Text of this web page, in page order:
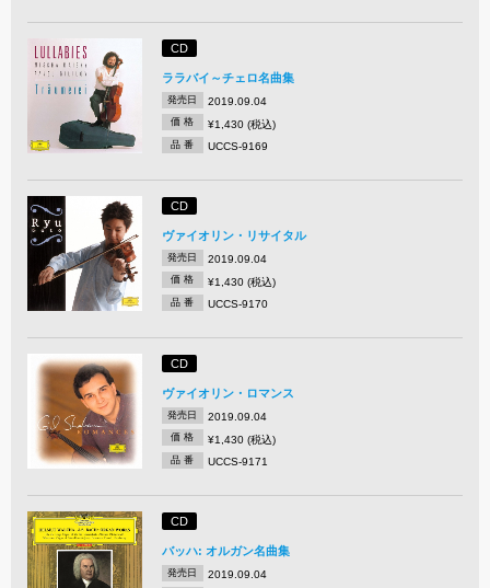
CD
ララバイ～チェロ名曲集
発売日 2019.09.04
価 格 ¥1,430 (税込)
品 番 UCCS-9169
CD
ヴァイオリン・リサイタル
発売日 2019.09.04
価 格 ¥1,430 (税込)
品 番 UCCS-9170
CD
ヴァイオリン・ロマンス
発売日 2019.09.04
価 格 ¥1,430 (税込)
品 番 UCCS-9171
CD
バッハ: オルガン名曲集
発売日 2019.09.04